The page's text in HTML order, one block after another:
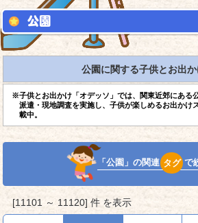
公園に関する子供とお出
※子供とお出かけ「オデッソ」では、関東近郊にある
派遣・現地調査を実施し、子供が楽しめるお出かけ
載中。
「公園」の関連 タグ で
[11101 ～ 11120] 件 を表示